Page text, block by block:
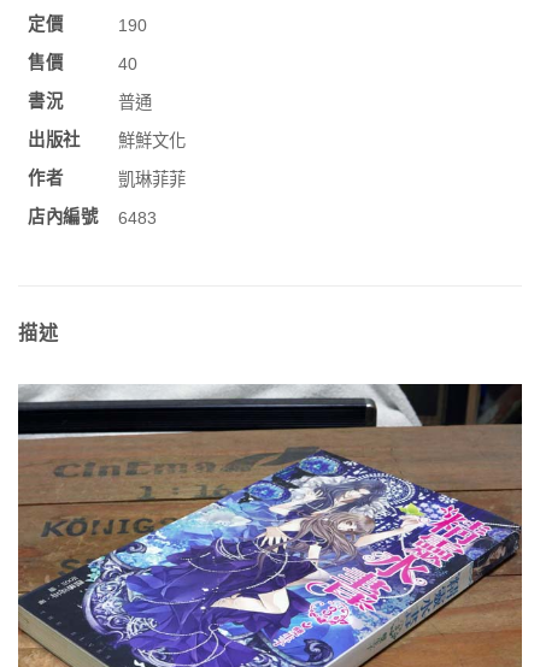
定價
190
售價
40
書況
普通
出版社
鮮鮮文化
作者
凱琳菲菲
店內編號
6483
描述